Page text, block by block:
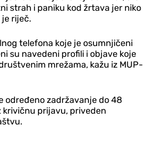
strah i paniku kod žrtava jer niko
je riječ.
telefona koje je osumnjičeni
su navedeni profili i objave koje
mrežama, kažu iz MUP-
određeno zadržavanje do 48
krivičnu prijavu, priveden